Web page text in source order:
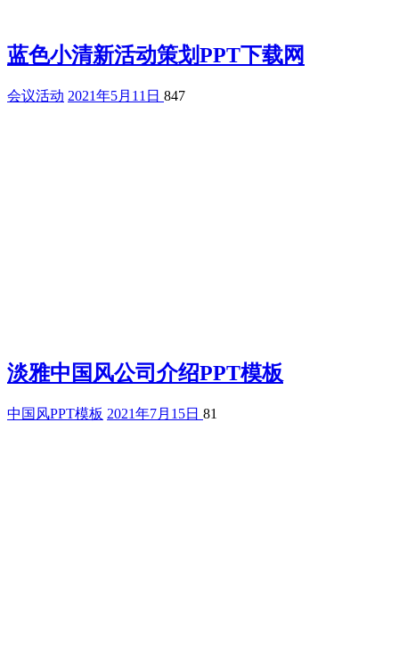
蓝色小清新活动策划PPT下载网
会议活动 2021年5月11日 847
淡雅中国风公司介绍PPT模板
中国风PPT模板 2021年7月15日 81